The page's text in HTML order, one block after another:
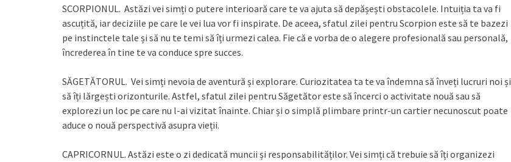
SCORPIONUL. Astăzi vei simți o putere interioară care te va ajuta să depășești obstacolele. Intuiția ta va fi
ascuțită, iar deciziile pe care le vei lua vor fi inspirate. De aceea, sfatul zilei pentru Scorpion este să te bazezi
pe instinctele tale și să nu te temi să îți urmezi calea. Fie că e vorba de o alegere profesională sau personală,
încrederea în tine te va conduce spre succes.
SĂGETĂTORUL. Vei simți nevoia de aventură și explorare. Curiozitatea ta te va îndemna să înveți lucruri noi și
să îți lărgești orizonturile. Astfel, sfatul zilei pentru Săgetător este să încerci o activitate nouă sau să
explorezi un loc pe care nu l-ai vizitat înainte. Chiar și o simplă plimbare printr-un cartier necunoscut poate
aduce o nouă perspectivă asupra vieții.
CAPRICORNUL. Astăzi este o zi dedicată muncii și responsabilităților. Vei simți că trebuie să îți organizezi